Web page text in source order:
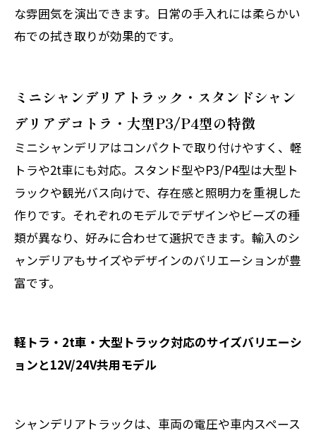
な雰囲気を演出できます。日常の手入れには柔らかい
布での拭き取りが効果的です。
ミニシャンデリアトラック・スタンドシャン
デリアデコトラ・大型P3/P4型の特徴
ミニシャンデリアはコンパクトで取り付けやすく、軽
トラや2t車にも対応。スタンド型やP3/P4型は大型ト
ラックや観光バス向けで、存在感と照明力を重視した
作りです。それぞれのモデルでデザインやビーズの種
類が異なり、好みに合わせて選択できます。輸入のシ
ャンデリアもサイズやデザインのバリエーションが豊
富です。
軽トラ・2t車・大型トラック対応のサイズバリエーシ
ョンと12V/24V共用モデル
シャンデリアトラックは、車両の電圧や車内スペース